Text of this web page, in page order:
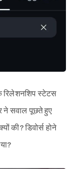
रिलेशनशिप स्टेटस
ने सवाल पूछते हुए
की? डिवोर्स होने